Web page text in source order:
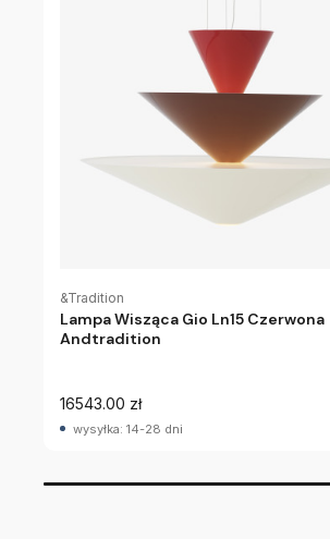
&Tradition
Lampa Wisząca Gio Ln15 Czerwona
Andtradition
16543.00 zł
wysyłka: 14-28 dni